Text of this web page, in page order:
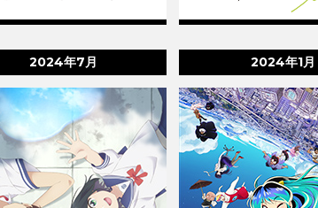
2024年7月 2024年1月